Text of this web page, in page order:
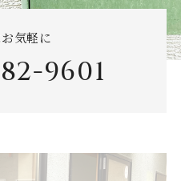
気軽に
9601